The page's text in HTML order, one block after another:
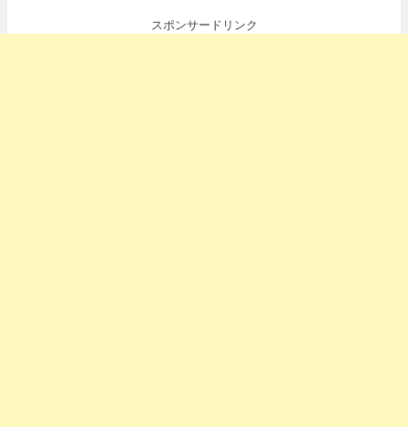
スポンサードリンク